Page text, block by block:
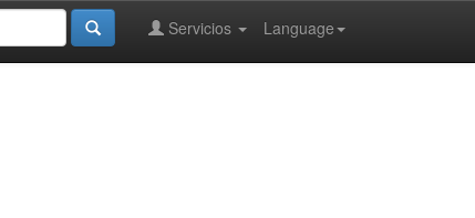
Language
Servicios